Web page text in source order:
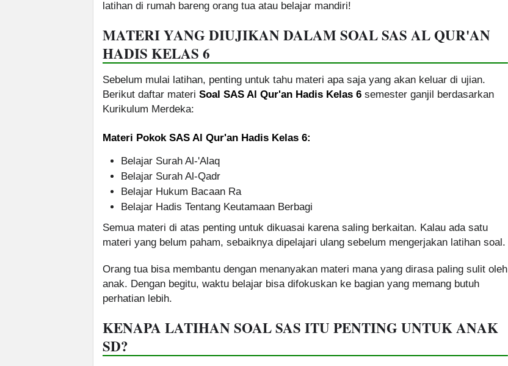
latihan di rumah bareng orang tua atau belajar mandiri!
MATERI YANG DIUJIKAN DALAM SOAL SAS AL QUR'AN
HADIS KELAS 6
Sebelum mulai latihan, penting untuk tahu materi apa saja yang akan keluar di ujian.
Berikut daftar materi Soal SAS Al Qur'an Hadis Kelas 6 semester ganjil berdasarkan
Kurikulum Merdeka:
Materi Pokok SAS Al Qur'an Hadis Kelas 6:
Belajar Surah Al-'Alaq
Belajar Surah Al-Qadr
Belajar Hukum Bacaan Ra
Belajar Hadis Tentang Keutamaan Berbagi
Semua materi di atas penting untuk dikuasai karena saling berkaitan. Kalau ada satu
materi yang belum paham, sebaiknya dipelajari ulang sebelum mengerjakan latihan soal.
Orang tua bisa membantu dengan menanyakan materi mana yang dirasa paling sulit oleh
anak. Dengan begitu, waktu belajar bisa difokuskan ke bagian yang memang butuh
perhatian lebih.
KENAPA LATIHAN SOAL SAS ITU PENTING UNTUK ANAK
SD?